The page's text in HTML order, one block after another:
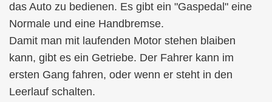
das Auto zu bedienen. Es gibt ein "Gaspedal" eine
Normale und eine Handbremse.
Damit man mit laufenden Motor stehen blaiben
kann, gibt es ein Getriebe. Der Fahrer kann im
ersten Gang fahren, oder wenn er steht in den
Leerlauf schalten.